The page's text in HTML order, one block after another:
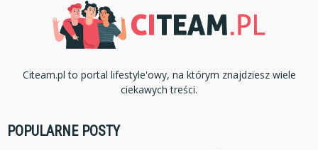
Citeam.pl to portal lifestyle'owy, na którym znajdziesz wiele
ciekawych treści.
POPULARNE POSTY